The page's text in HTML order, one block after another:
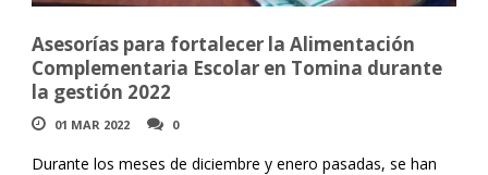
Asesorías para fortalecer la Alimentación
Complementaria Escolar en Tomina durante
la gestión 2022
01 MAR 2022 0
Durante los meses de diciembre y enero pasadas, se han